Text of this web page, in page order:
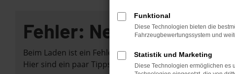
Fehler: Network Error
Beim Laden ist ein Fehler aufgetreten.
Hier sind ein paar Tipps, die dir helfen können:
Funktional
Diese Technologien bieten die
Fahrzeugbewertungssystem und
Statistik und Marketing
Diese Technologien ermöglichen es